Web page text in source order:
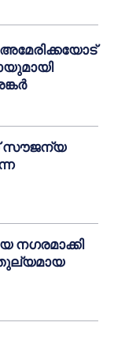
സൗജന്യ
നഗരമാക്കി